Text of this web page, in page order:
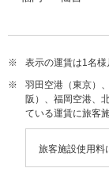
※
表示の運賃は1名様
※
羽田空港（東京）
阪）、福岡空港、
ている運賃に旅客
旅客施設使用料